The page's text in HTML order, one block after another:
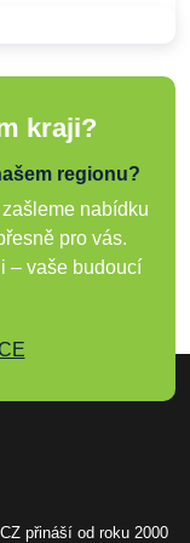
kraji?
regionu?
nabídku
pro vás.
– vaše budoucí
přináší od roku 2000